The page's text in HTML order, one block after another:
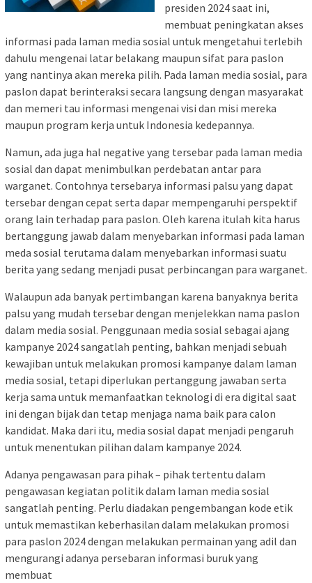
presiden 2024 saat ini,
membuat peningkatan akses
informasi pada laman media sosial untuk mengetahui terlebih
dahulu mengenai latar belakang maupun sifat para paslon
yang nantinya akan mereka pilih. Pada laman media sosial, para
paslon dapat berinteraksi secara langsung dengan masyarakat
dan memeri tau informasi mengenai visi dan misi mereka
maupun program kerja untuk Indonesia kedepannya.
Namun, ada juga hal negative yang tersebar pada laman media
sosial dan dapat menimbulkan perdebatan antar para
warganet. Contohnya tersebarya informasi palsu yang dapat
tersebar dengan cepat serta dapar mempengaruhi perspektif
orang lain terhadap para paslon. Oleh karena itulah kita harus
bertanggung jawab dalam menyebarkan informasi pada laman
meda sosial terutama dalam menyebarkan informasi suatu
berita yang sedang menjadi pusat perbincangan para warganet.
Walaupun ada banyak pertimbangan karena banyaknya berita
palsu yang mudah tersebar dengan menjelekkan nama paslon
dalam media sosial. Penggunaan media sosial sebagai ajang
kampanye 2024 sangatlah penting, bahkan menjadi sebuah
kewajiban untuk melakukan promosi kampanye dalam laman
media sosial, tetapi diperlukan pertanggung jawaban serta
kerja sama untuk memanfaatkan teknologi di era digital saat
ini dengan bijak dan tetap menjaga nama baik para calon
kandidat. Maka dari itu, media sosial dapat menjadi pengaruh
untuk menentukan pilihan dalam kampanye 2024.
Adanya pengawasan para pihak – pihak tertentu dalam
pengawasan kegiatan politik dalam laman media sosial
sangatlah penting. Perlu diadakan pengembangan kode etik
untuk memastikan keberhasilan dalam melakukan promosi
para paslon 2024 dengan melakukan permainan yang adil dan
mengurangi adanya persebaran informasi buruk yang
membuat